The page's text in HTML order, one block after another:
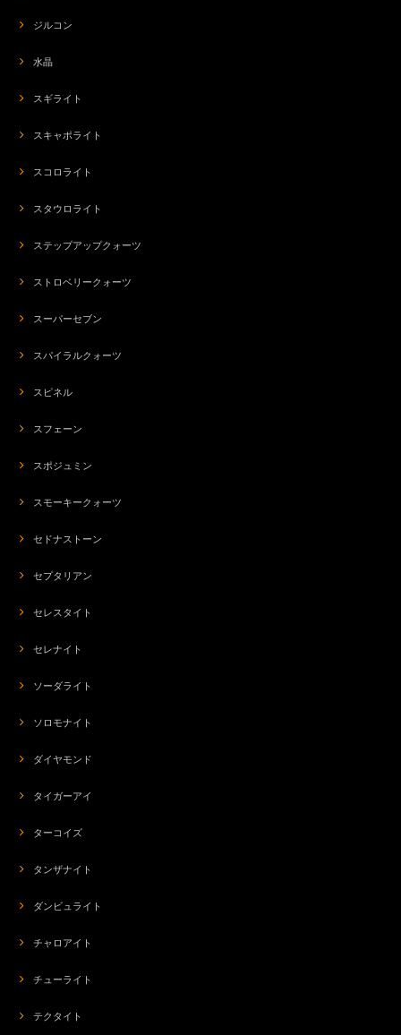
ジルコン
水晶
スギライト
スキャポライト
スコロライト
スタウロライト
ステップアップクォーツ
ストロベリークォーツ
スーパーセブン
スパイラルクォーツ
スピネル
スフェーン
スポジュミン
スモーキークォーツ
セドナストーン
セプタリアン
セレスタイト
セレナイト
ソーダライト
ソロモナイト
ダイヤモンド
タイガーアイ
ターコイズ
タンザナイト
ダンビュライト
チャロアイト
チューライト
テクタイト